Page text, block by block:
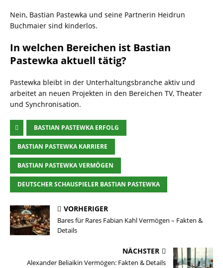
Nein, Bastian Pastewka und seine Partnerin Heidrun
Buchmaier sind kinderlos.
In welchen Bereichen ist Bastian
Pastewka aktuell tätig?
Pastewka bleibt in der Unterhaltungsbranche aktiv und
arbeitet an neuen Projekten in den Bereichen TV, Theater
und Synchronisation.
BASTIAN PASTEWKA ERFOLG
BASTIAN PASTEWKA KARRIERE
BASTIAN PASTEWKA VERMÖGEN
DEUTSCHER SCHAUSPIELER BASTIAN PASTEWKA
VORHERIGER
Bares für Rares Fabian Kahl Vermögen – Fakten &
Details
NÄCHSTER
Alexander Beliaikin Vermögen: Fakten & Details